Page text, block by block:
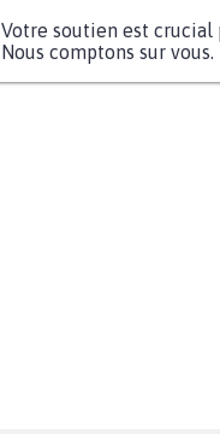
Votre soutien est
Nous comptons sur vous.